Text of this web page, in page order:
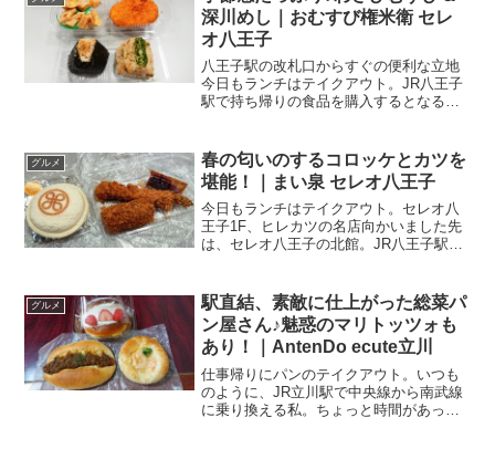
深川めし｜おむすび権米衛 セレ
オ八王子
八王子駅の改札口からすぐの便利な立地
今日もランチはテイクアウト。JR八王子
駅で持ち帰りの食品を購入するとなる
札口を出て、左手の南口へ、南北自由通
路を歩くこと1分．．．否...
グルメ
春の匂いのするコロッケとカツを
堪能！｜まい泉 セレオ八王子
今日もランチはテイクアウト。セレオ八
王子1F、ヒレカツの名店向かいました先
は、セレオ八王子の北館。JR八王子駅に
1F、食品・惣菜売り場にあるのが、こち
らのお店。とんかつ ...
グルメ
駅直結、素敵に仕上がった総菜パ
ン屋さん♪魅惑のマリトッツォも
あり！｜AntenDo ecute立川
仕事帰りにパンのテイクアウト。いつも
のように、JR立川駅で中央線から南武線
に乗り換える私。ちょっと時間があった